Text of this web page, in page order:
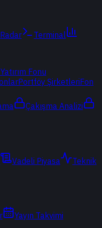
Radar
Terminal
Fonu
Portföy ŞirketleriFon
Çakışma Analizi
Vadeli Piyasa
Teknik
Yayın Takvimi